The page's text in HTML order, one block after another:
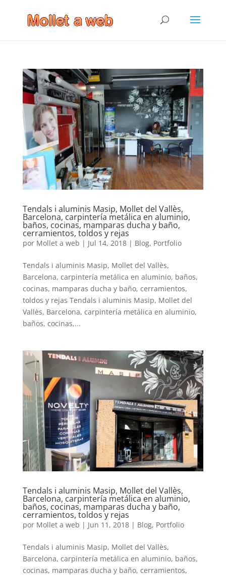
Tendals i aluminis Masip, Mollet del Vallès,
Barcelona, carpintería metálica en aluminio,
baños, cocinas, mamparas ducha y baño,
cerramientos, toldos y rejas
por Mollet a web | Jul 14, 2018| Blog, Portfolio
Tendals i aluminis Masip, Mollet del Vallès,
Barcelona, carpintería metálica en aluminio, baños,
cocinas, mamparas ducha y baño, cerramientos,
toldos y rejas Tendals i aluminis Masip, Mollet del
Vallès, Barcelona, carpintería metálica en aluminio,
baños, cocinas,...
Tendals i aluminis Masip, Mollet del Vallès,
Barcelona, carpintería metálica en aluminio,
baños, cocinas, mamparas ducha y baño,
cerramientos, toldos y rejas
por Mollet a web | Jun 11, 2018| Blog, Portfolio
Tendals i aluminis Masip, Mollet del Vallès,
Barcelona, carpintería metálica en aluminio, baños,
cocinas, mamparas ducha y baño, cerramientos,